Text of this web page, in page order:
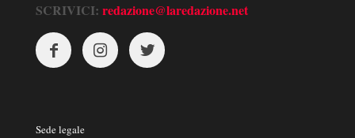
SCRIVICI: redazione@laredazione.net
Sede legale